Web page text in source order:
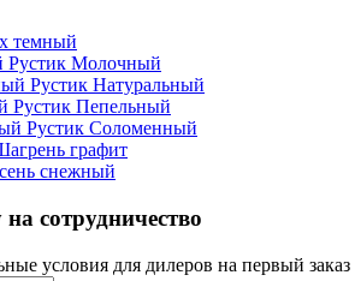
темный
Рустик Молочный
Рустик Натуральный
Рустик Пепельный
Рустик Соломенный
графит
снежный
сотрудничество
условия для дилеров на первый заказ